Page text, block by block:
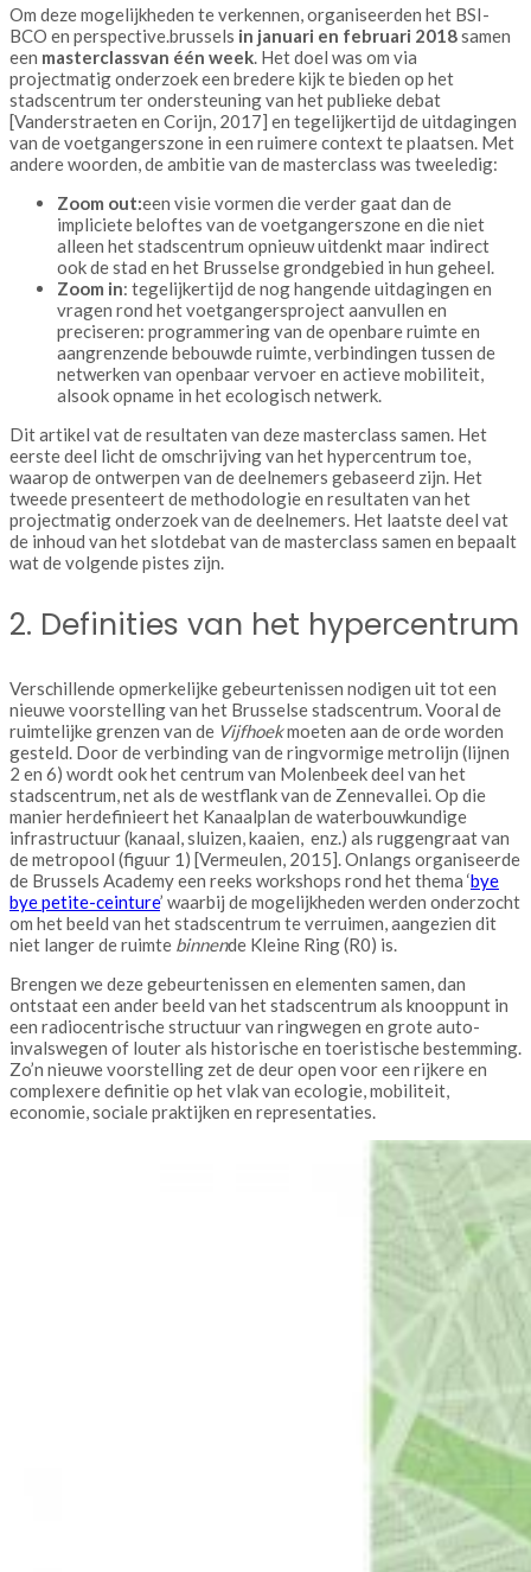
Om deze mogelijkheden te verkennen, organiseerden het BSI-
BCO en perspective.brussels in januari en februari 2018samen
een masterclassvan één week. Het doel was om via
projectmatig onderzoek een bredere kijk te bieden op het
stadscentrum ter ondersteuning van het publieke debat
[Vanderstraeten en Corijn, 2017] en tegelijkertijd de uitdagingen
van de voetgangerszone in een ruimere context te plaatsen. Met
andere woorden, de ambitie van de masterclass was tweeledig:
Zoom out:een visie vormen die verder gaat dan de
impliciete beloftes van de voetgangerszone en die niet
alleen het stadscentrum opnieuw uitdenkt maar indirect
ook de stad en het Brusselse grondgebied in hun geheel.
Zoom in: tegelijkertijd de nog hangende uitdagingen en
vragen rond het voetgangersproject aanvullen en
preciseren: programmering van de openbare ruimte en
aangrenzende bebouwde ruimte, verbindingen tussen de
netwerken van openbaar vervoer en actieve mobiliteit,
alsook opname in het ecologisch netwerk.
Dit artikel vat de resultaten van deze masterclass samen. Het
eerste deel licht de omschrijving van het hypercentrum toe,
waarop de ontwerpen van de deelnemers gebaseerd zijn. Het
tweede presenteert de methodologie en resultaten van het
projectmatig onderzoek van de deelnemers. Het laatste deel vat
de inhoud van het slotdebat van de masterclass samen en bepaalt
wat de volgende pistes zijn.
2. Definities van het hypercentrum
Verschillende opmerkelijke gebeurtenissen nodigen uit tot een
nieuwe voorstelling van het Brusselse stadscentrum. Vooral de
ruimtelijke grenzen van de Vijfhoekmoeten aan de orde worden
gesteld. Door de verbinding van de ringvormige metrolijn (lijnen
2 en 6) wordt ook het centrum van Molenbeek deel van het
stadscentrum, net als de westflank van de Zennevallei. Op die
manier herdefinieert het Kanaalplan de waterbouwkundige
infrastructuur (kanaal, sluizen, kaaien, enz.) als ruggengraat van
de metropool (figuur 1) [Vermeulen, 2015]. Onlangs organiseerde
de Brussels Academy een reeks workshops rond het thema ‘bye
bye petite-ceinture’ waarbij de mogelijkheden werden onderzocht
om het beeld van het stadscentrum te verruimen, aangezien dit
niet langer de ruimte binnende Kleine Ring (R0) is.
Brengen we deze gebeurtenissen en elementen samen, dan
ontstaat een ander beeld van het stadscentrum als knooppunt in
een radiocentrische structuur van ringwegen en grote auto-
invalswegen of louter als historische en toeristische bestemming.
Zo’n nieuwe voorstelling zet de deur open voor een rijkere en
complexere definitie op het vlak van ecologie, mobiliteit,
economie, sociale praktijken en representaties.